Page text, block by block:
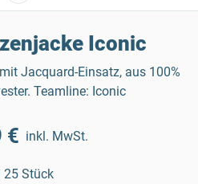
Iconic
Jacquard-Einsatz, aus 100%
Teamline: Iconic
€ inkl. MwSt.
25 Stück